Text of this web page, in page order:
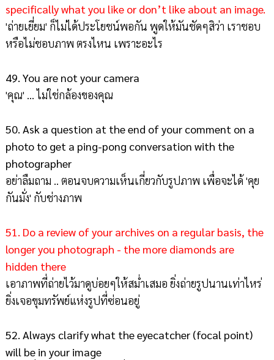
specifically what you like or don’t like about an image.
'ถ่ายเยี่ยม' ก็ไม่ได้ประโยชน์พอกัน พูดให้มันชัดๆสิว่า เราชอบ
หรือไม่ชอบภาพ ตรงไหน เพราะอะไร
49. You are not your camera
'คุณ' ... ไม่ใช่กล้องของคุณ
50. Ask a question at the end of your comment on a
photo to get a ping-pong conversation with the
photographer
อย่าลืมถาม .. ตอนจบความเห็นเกี่ยวกับรูปภาพ เพื่อจะได้ 'คุย
กันมั่ง' กับช่างภาพ
51. Do a review of your archives on a regular basis, the
longer you photograph - the more diamonds are
hidden there
เอาภาพที่ถ่ายไว้มาดูบ่อยๆให้สม่ำเสมอ ยิ่งถ่ายรูปนานเท่าไหร่
ยิ่งเจอขุมทรัพย์แห่งรูปที่ซ่อนอยู่
52. Always clarify what the eyecatcher (focal point)
will be in your image